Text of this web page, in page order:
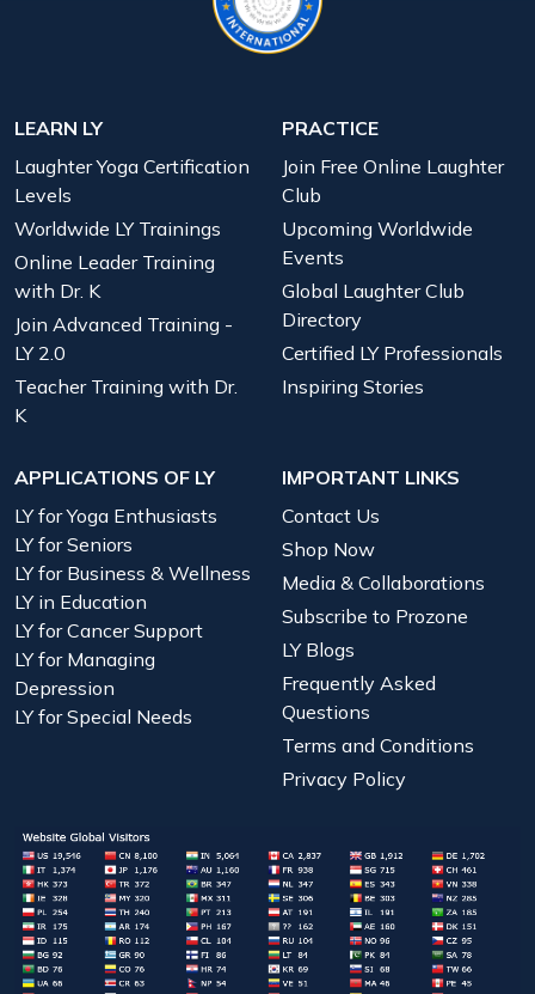
LEARN LY
Laughter Yoga Certification
Levels
Worldwide LY Trainings
Online Leader Training
with Dr. K
Join Advanced Training -
LY 2.0
Teacher Training with Dr.
K
PRACTICE
Join Free Online Laughter
Club
Upcoming Worldwide
Events
Global Laughter Club
Directory
Certified LY Professionals
Inspiring Stories
APPLICATIONS OF LY
LY for Yoga Enthusiasts
LY for Seniors
LY for Business & Wellness
LY in Education
LY for Cancer Support
LY for Managing
Depression
LY for Special Needs
IMPORTANT LINKS
Contact Us
Shop Now
Media & Collaborations
Subscribe to Prozone
LY Blogs
Frequently Asked
Questions
Terms and Conditions
Privacy Policy